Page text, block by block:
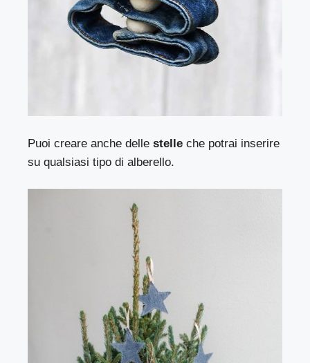
Puoi creare anche dellestelle che potrai inserire
su qualsiasi tipo di alberello.